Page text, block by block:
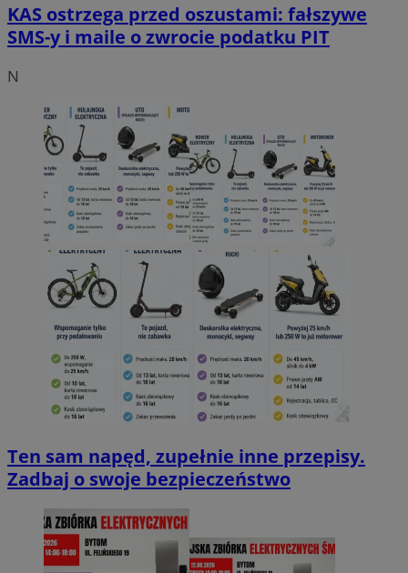
KAS ostrzega przed oszustami: fałszywe
SMS-y i maile o zwrocie podatku PIT
N
Ten sam napęd, zupełnie inne przepisy.
Zadbaj o swoje bezpieczeństwo